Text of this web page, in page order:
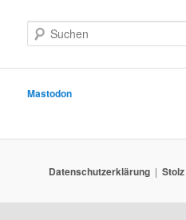
u
e
Mastodon
Datenschutzerklärung